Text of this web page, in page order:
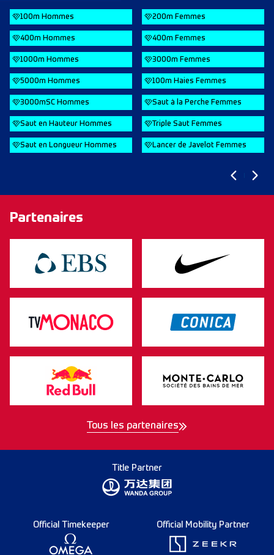
100m Hommes
400m Hommes
1000m Hommes
5000m Hommes
3000mSC Hommes
Saut en Hauteur Hommes
Saut en Longueur Hommes
200m Femmes
400m Femmes
3000m Femmes
100m Haies Femmes
Saut à la Perche Femmes
Triple Saut Femmes
Lancer de Javelot Femmes
Partenaires
Tous les partenaires
Title Partner
Official Timekeeper Official Mobility Partner